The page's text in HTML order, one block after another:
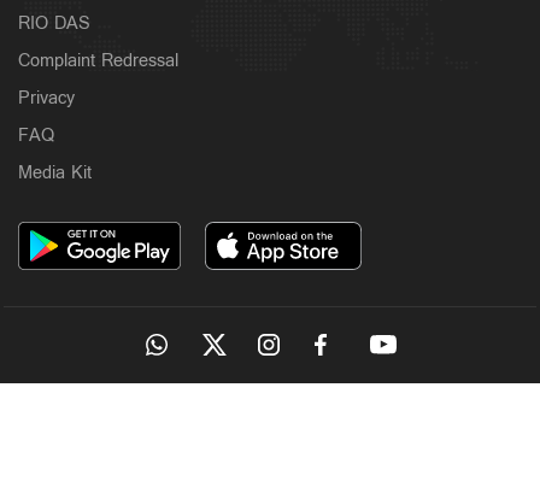
RIO DAS
Complaint Redressal
Privacy
FAQ
Media Kit